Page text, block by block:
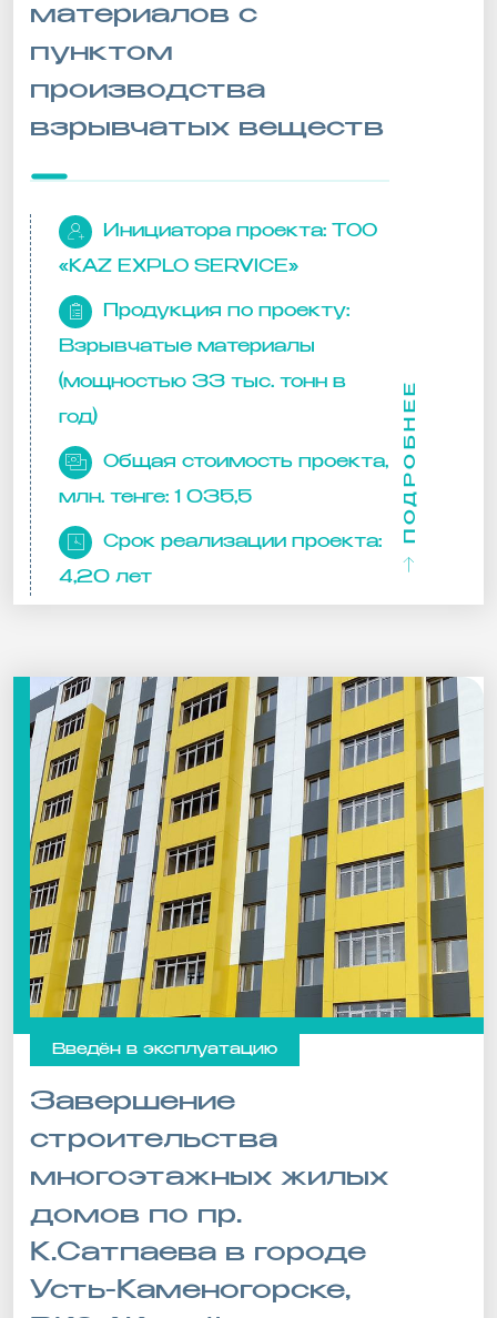
материалов с
пунктом
производства
взрывчатых веществ
Инициатора проекта: ТОО
«KAZ EXPLO SERVICE»
Продукция по проекту:
Взрывчатые материалы
(мощностью 33 тыс. тонн в
год)
Общая стоимость проекта,
млн. тенге: 1 035,5
Срок реализации проекта:
4,20 лет
ПОДРОБНЕЕ
Введён в эксплуатацию
Завершение
строительства
многоэтажных жилых
домов по пр.
К.Сатпаева в городе
Усть-Каменогорске,